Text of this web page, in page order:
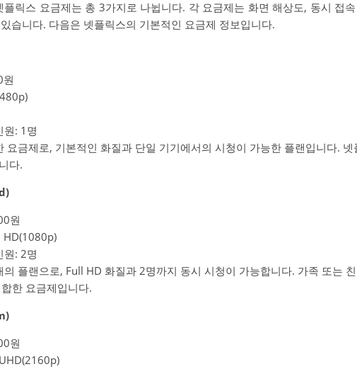
릭스 요금제는 총 3가지로 나뉩니다. 각 요금제는 화면 해상도, 동시 접
습니다. 다음은 넷플릭스의 기본적인 요금제 정보입니다.
원: 1명
요금제로, 기본적인 화질과 단일 기기에서의 시청이 가능한 플랜입니다.
다.
원
HD(1080p)
원: 2명
의 플랜으로, Full HD 화질과 2명까지 동시 시청이 가능합니다. 가족 또는
한 요금제입니다.
원